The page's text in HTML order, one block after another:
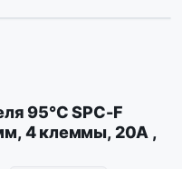
95°C SPC-F
4 клеммы, 20A ,